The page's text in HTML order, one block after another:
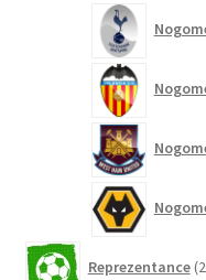
Reprezentance